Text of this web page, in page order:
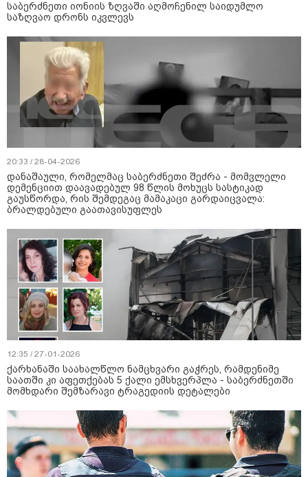
საბერძნეთი იონიის ზღვაში აღმოჩენილ საიდუმლო
საზღვაო დრონს იკვლევს
20:33 / 28-04-2026
დანაშაული, რომელმაც საბერძნეთი შეძრა - მომვლელი
დემენციით დაავადებულ 98 წლის მოხუცს სასტიკად
გაუსწორდა, რის შემდეგაც მამაკაცი გარდაიცვალა:
ბრალდებული გაათავისუფლეს
12:35 / 27-01-2026
ქარხანაში საახალწლო ნამცხვარი გაჭრეს, რამდენიმე
საათში კი აფეთქებას 5 ქალი ემსხვერპლა - საბერძნეთში
მომხდარი შემზარავი ტრაგედიის დეტალები